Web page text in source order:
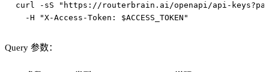
curl -sS "https://routerbrain.ai/openapi/api-
Query 参数：